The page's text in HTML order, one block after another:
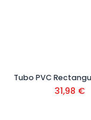
31,98 €